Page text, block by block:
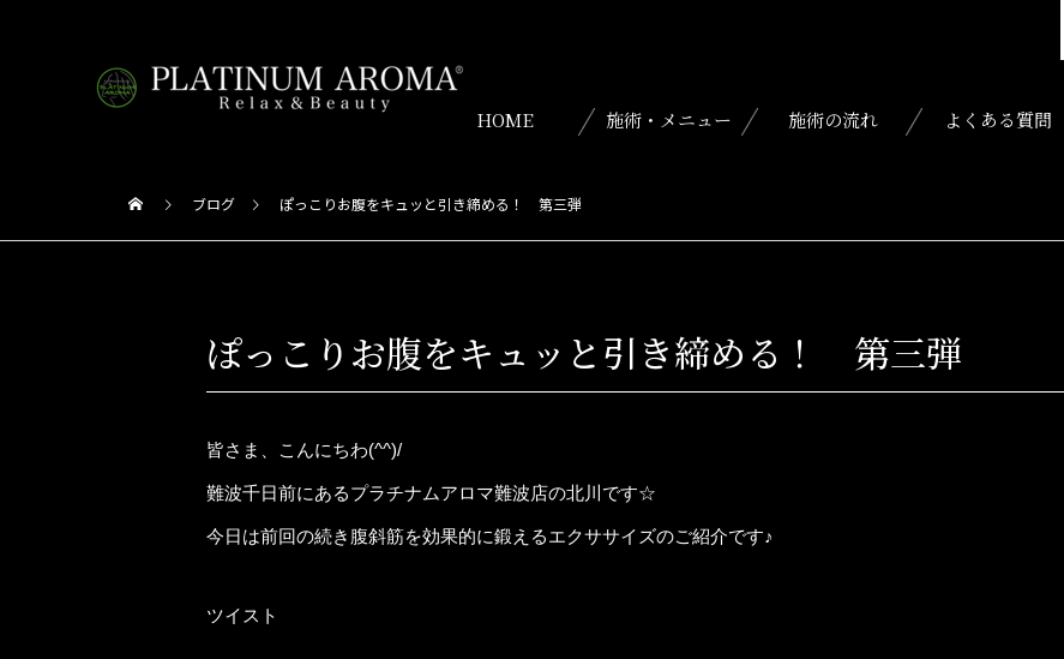
HOME 施術・メニュー 施術の流れ よくある質問
ブログ ぽっこりお腹をキュッと引き締める！ 第三弾
ぽっこりお腹をキュッと引き締める！ 第三弾
皆さま、こんにちわ(^^)/
難波千日前にあるプラチナムアロマ難波店の北川です☆
今日は前回の続き腹斜筋を効果的に鍛えるエクササイズのご紹介です♪
ツイスト